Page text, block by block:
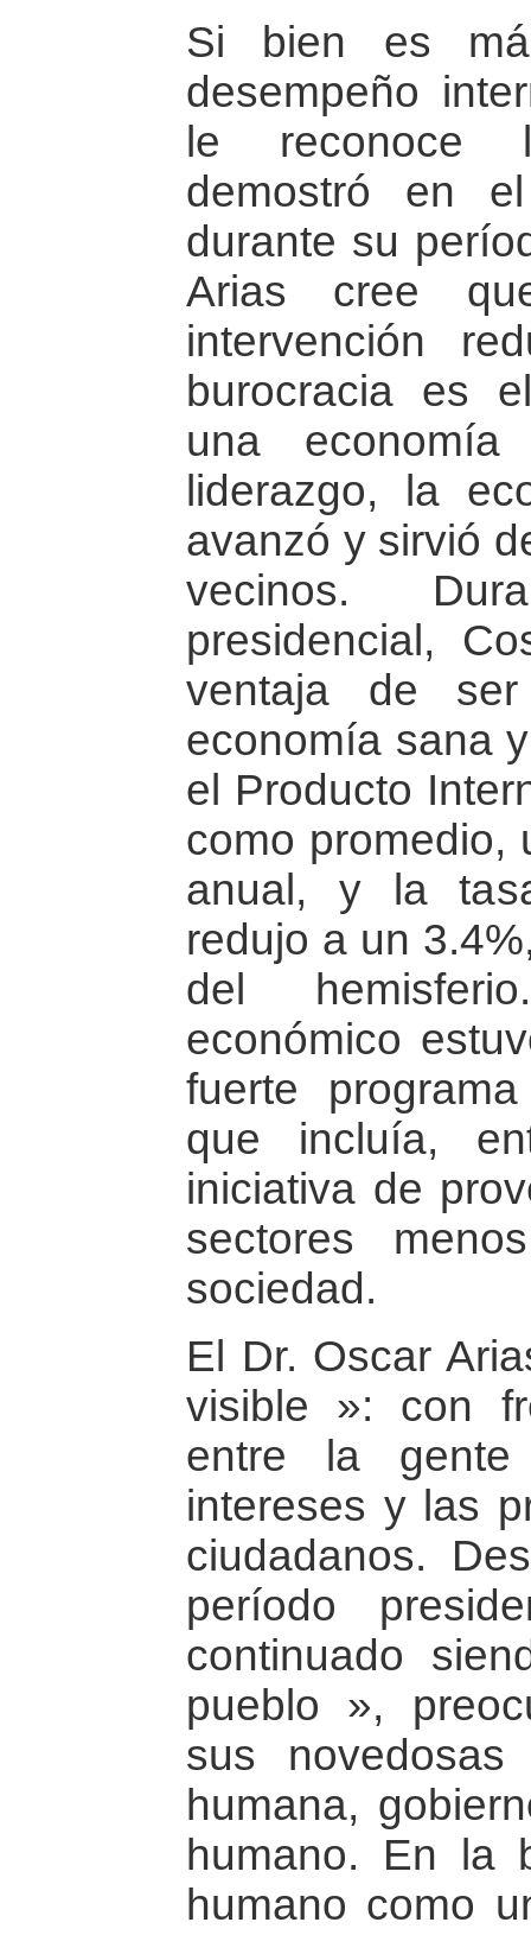
Si bien es
desempeño
le reconoce
demostró en
durante su
Arias cree
intervención
burocracia es
una
liderazgo, la
avanzó y sirvió
vecinos.
presidencial,
ventaja de
economía sana
el Producto
como promedio,
anual, y la
redujo a un
del
económico
fuerte
que incluía,
iniciativa de
sectores
sociedad.
El Dr. Oscar
visible »: con
entre la
intereses y las
ciudadanos.
período
continuado
pueblo »,
sus
humana,
humano. En la
humano como